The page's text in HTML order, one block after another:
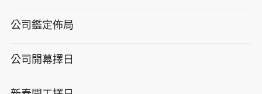
公司鑑定佈局
公司開幕擇日